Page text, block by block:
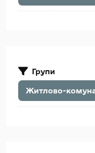
Групи
Житлово-